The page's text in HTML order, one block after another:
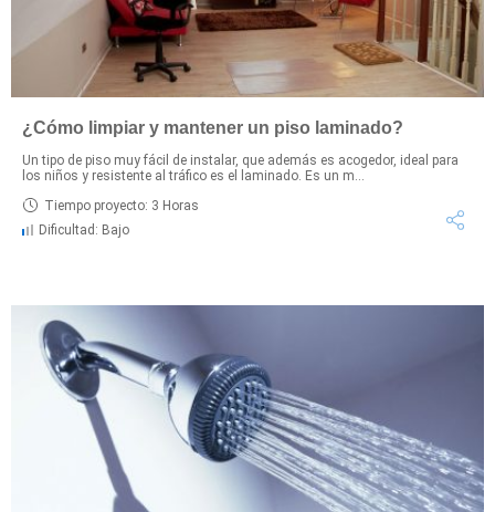
¿Cómo limpiar y mantener un piso laminado?
Un tipo de piso muy fácil de instalar, que además es acogedor, ideal para
los niños y resistente al tráfico es el laminado. Es un m...
Tiempo proyecto: 3 Horas
Dificultad: Bajo